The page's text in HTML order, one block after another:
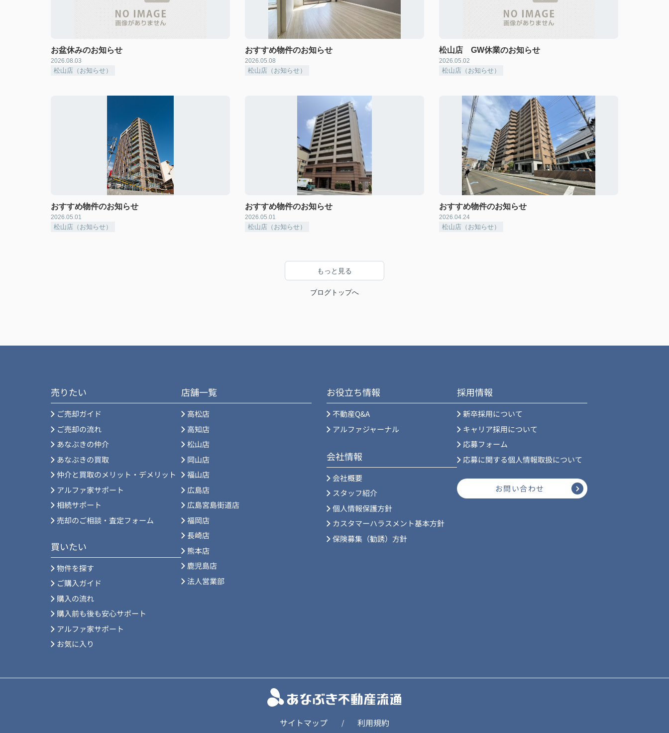
お盆休みのお知らせ
2026.08.03
松山店（お知らせ）
おすすめ物件のお知らせ
2026.05.08
松山店（お知らせ）
松山店 GW休業のお知らせ
2026.05.02
松山店（お知らせ）
おすすめ物件のお知らせ
2026.05.01
松山店（お知らせ）
おすすめ物件のお知らせ
2026.05.01
松山店（お知らせ）
おすすめ物件のお知らせ
2026.04.24
松山店（お知らせ）
もっと見る
ブログトップへ
売りたい
ご売却ガイド
ご売却の流れ
あなぶきの仲介
あなぶきの買取
仲介と買取のメリット・デメリット
アルファ家サポート
相続サポート
売却のご相談・査定フォーム
買いたい
物件を探す
ご購入ガイド
購入の流れ
購入前も後も安心サポート
アルファ家サポート
お気に入り
店舗一覧
高松店
高知店
松山店
岡山店
福山店
広島店
広島宮島街道店
福岡店
長崎店
熊本店
鹿児島店
法人営業部
お役立ち情報
不動産Q&A
アルファジャーナル
会社情報
会社概要
スタッフ紹介
個人情報保護方針
カスタマーハラスメント基本方針
保険募集（勧誘）方針
採用情報
新卒採用について
キャリア採用について
応募フォーム
応募に関する個人情報取扱について
お問い合わせ
サイトマップ / 利用規約